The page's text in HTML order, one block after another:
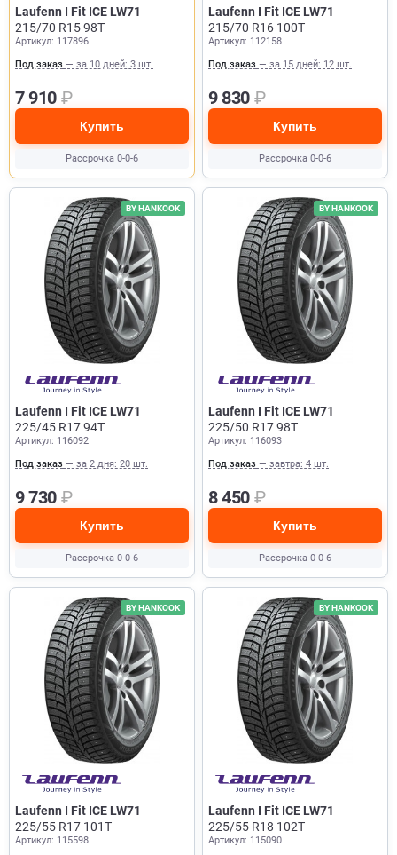
Laufenn I Fit ICE LW71
215/70 R15 98T
Артикул: 117896
Под заказ — за 10 дней: 3 шт.
7 910 ₽
Купить
Рассрочка 0-0-6
Laufenn I Fit ICE LW71
215/70 R16 100T
Артикул: 112158
Под заказ — за 15 дней: 12 шт.
9 830 ₽
Купить
Рассрочка 0-0-6
BY HANKOOK
Laufenn I Fit ICE LW71
225/45 R17 94T
Артикул: 116092
Под заказ — за 2 дня: 20 шт.
9 730 ₽
Купить
Рассрочка 0-0-6
BY HANKOOK
Laufenn I Fit ICE LW71
225/50 R17 98T
Артикул: 116093
Под заказ — завтра: 4 шт.
8 450 ₽
Купить
Рассрочка 0-0-6
BY HANKOOK
Laufenn I Fit ICE LW71
225/55 R17 101T
Артикул: 115598
BY HANKOOK
Laufenn I Fit ICE LW71
225/55 R18 102T
Артикул: 115090